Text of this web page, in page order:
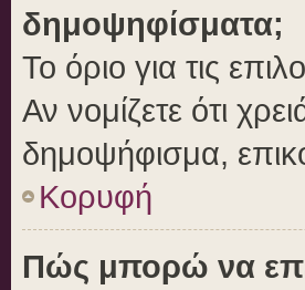
δημοψηφίσματα;
Το όριο για τις
Αν νομίζετε ότι
δημοψήφισμα,
Κορυφή
Πώς μπορώ να